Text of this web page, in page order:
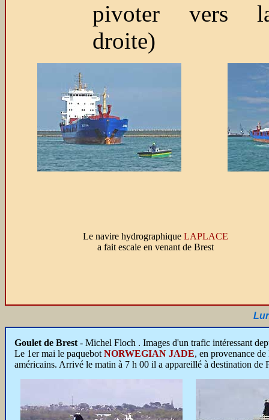
pivoter vers
droite)
Le navire hydrographique LAPLACE
a fait escale en venant de Brest
Goulet de Brest - Michel Floch . Images d'un trafic intéressant
Le 1er mai le paquebot NORWEGIAN JADE, en provenance
américains. Arrivé le matin à 7 h 00 il a appareillé à destination de